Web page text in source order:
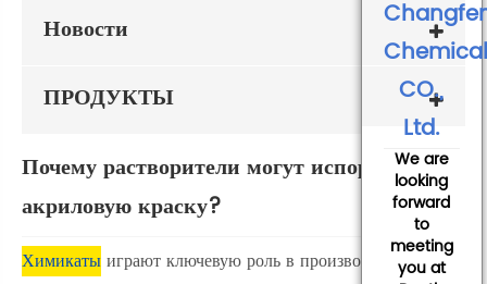
Новости
ПРОДУКТЫ
Почему растворители могут испортить
акриловую краску?
Химикатыиграют ключевую роль в производстве и
Chemical
CO.,
Ltd.
We are
looking
forward
to
meeting
you at